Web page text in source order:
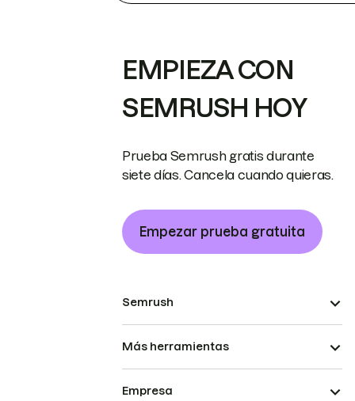
EMPIEZA CON
SEMRUSH HOY
Prueba Semrush gratis durante
siete días. Cancela cuando quieras.
Empezar prueba gratuita
Semrush
Más herramientas
Empresa